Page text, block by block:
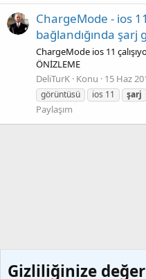
ChargeMode - ios
bağlandığında
ChargeMode ios 11
ÖNİZLEME
DeliTurK Konu 15 Haz
görüntüsü
ios 11 şarj
Paylaşım
Gizliliğinize